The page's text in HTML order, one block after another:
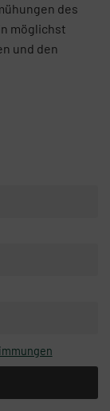
des
möglichst
und den